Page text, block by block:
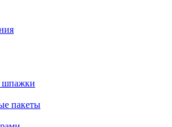
шпажки
пакеты